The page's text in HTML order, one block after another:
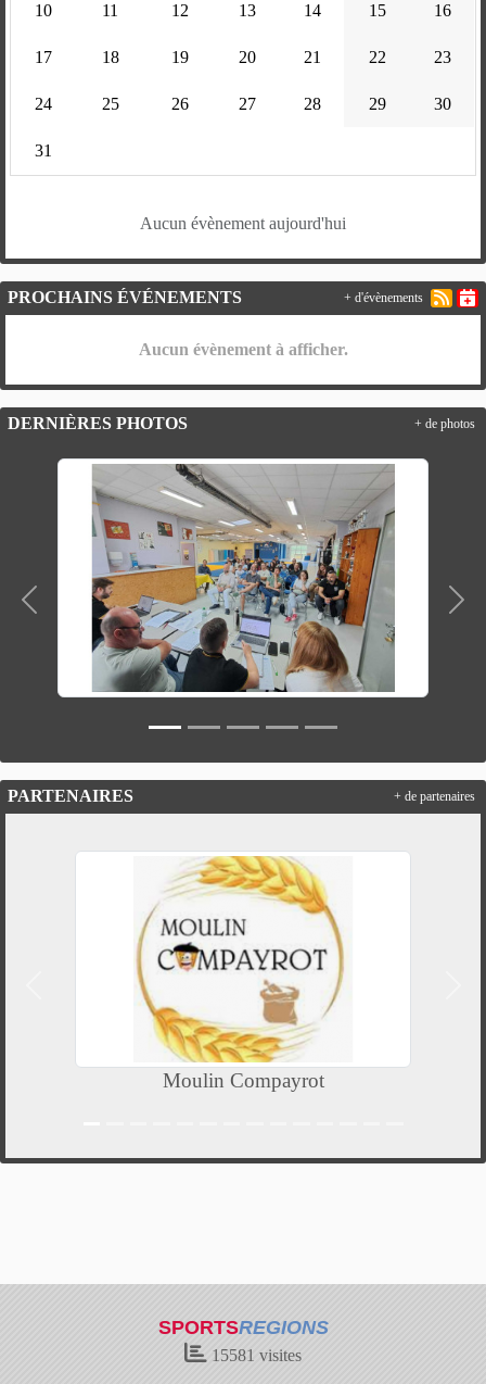
10 11 12 13 14 15 16
17 18 19 20 21 22 23
24 25 26 27 28 29 30
31
Aucun évènement aujourd'hui
PROCHAINS ÉVÉNEMENTS
Aucun évènement à afficher.
+ d'évènements
DERNIÈRES PHOTOS
Précedent
+ de photos
PARTENAIRES
Moulin Compayrot
+ de partenaires
SPORTSREGIONS
15581 visites